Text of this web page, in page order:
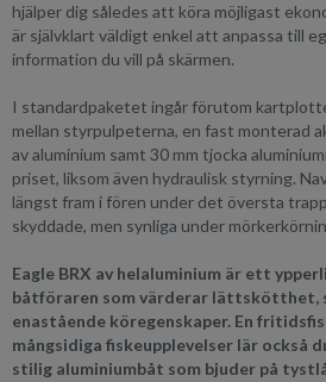
hjälper dig således att köra möjligast
är självklart väldigt enkel att anpassa till
information du vill på skärmen.
I standardpaketet ingår förutom
mellan styrpulpeterna, en fast monterad
av aluminium samt 30 mm tjocka
priset, liksom även hydraulisk styrning.
längst fram i fören under det översta
skyddade, men synliga under
Eagle BRX av helaluminium är ett
båtföraren som värderar lättskötthet,
enastående köregenskaper. En
mångsidiga fiskeupplevelser lär också
stilig aluminiumbåt som bjuder på